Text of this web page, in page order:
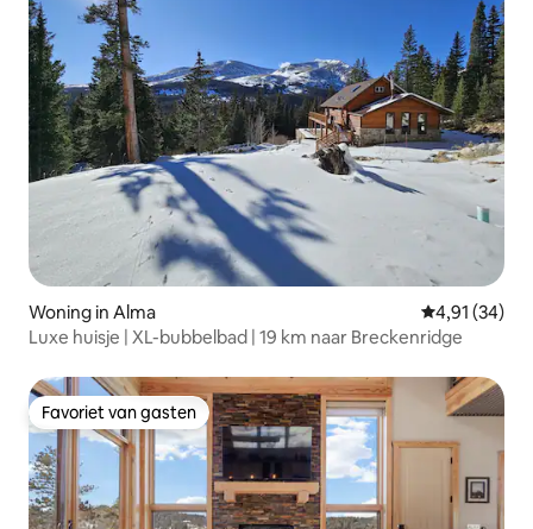
Woning in Alma Gemiddelde
4,91 (34)
Luxe huisje | XL-bubbelbad | 19 km naar Breckenridge
Favoriet van gasten
Favoriet van gasten